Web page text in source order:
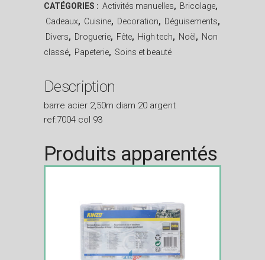
CATÉGORIES : Activités manuelles, Bricolage,
Cadeaux, Cuisine, Decoration, Déguisements,
Divers, Droguerie, Fête, High tech, Noël , Non
classé, Papeterie, Soins et beauté
Description
barre acier 2,50m diam 20 argent
ref:7004 col 93
Produits apparentés